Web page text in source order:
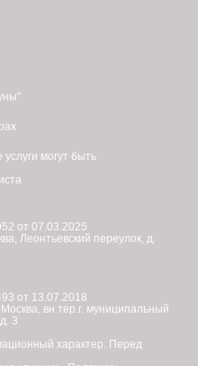
могут быть
от 07.03.2025
Леонтьевский переулок, д.
от 13.07.2018
вн.тер.г. муниципальный
3
характер. Перед